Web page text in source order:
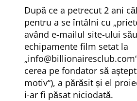
După ce a petrecut 2 ani
pentru a se întâlni cu
având e-mailul site-ului
echipamente film setat la
info@billionairesclub.com
cerea pe fondator să
motiv ), a părăsit și el
i-ar fi păsat niciodată.